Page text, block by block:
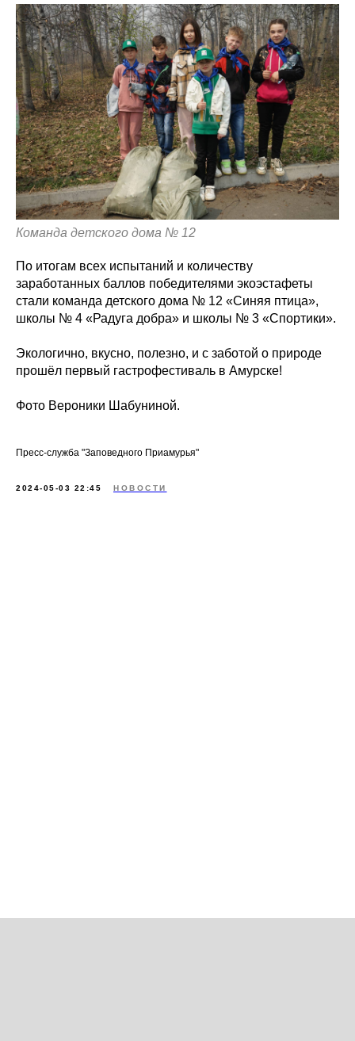
Команда детского дома № 12
По итогам всех испытаний и количеству
заработанных баллов победителями экоэстафеты
стали команда детского дома № 12 «Синяя птица»,
школы № 4 «Радуга добра» и школы № 3 «Спортики».
Экологично, вкусно, полезно, и с заботой о природе
прошёл первый гастрофестиваль в Амурске!
Фото Вероники Шабуниной.
Пресс-служба "Заповедного Приамурья"
2024-05-03 22:45 НОВОСТИ